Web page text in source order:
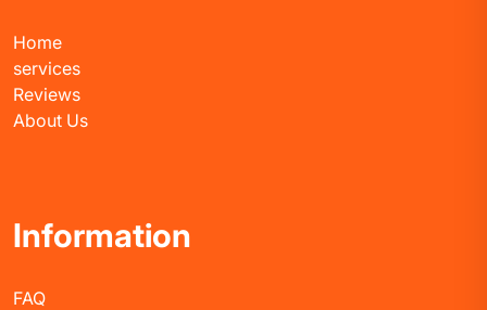
Home
services
Reviews
About Us
Information
FAQ